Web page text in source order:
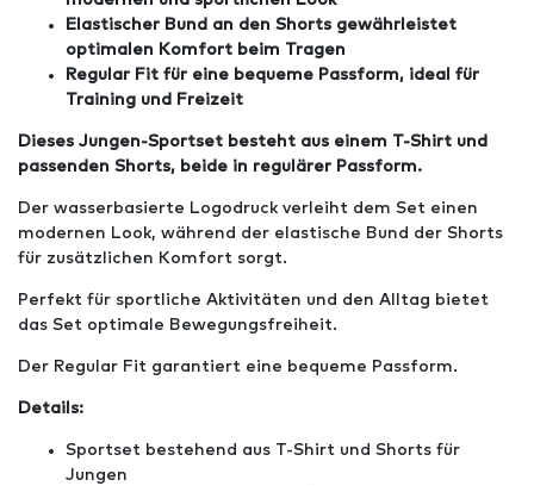
Elastischer Bund an den Shorts gewährleistet
optimalen Komfort beim Tragen
Regular Fit für eine bequeme Passform, ideal für
Training und Freizeit
Dieses Jungen-Sportset besteht aus einem T-Shirt und
passenden Shorts, beide in regulärer Passform.
Der wasserbasierte Logodruck verleiht dem Set einen
modernen Look, während der elastische Bund der Shorts
für zusätzlichen Komfort sorgt.
Perfekt für sportliche Aktivitäten und den Alltag bietet
das Set optimale Bewegungsfreiheit.
Der Regular Fit garantiert eine bequeme Passform.
Details:
Sportset bestehend aus T-Shirt und Shorts für
Jungen